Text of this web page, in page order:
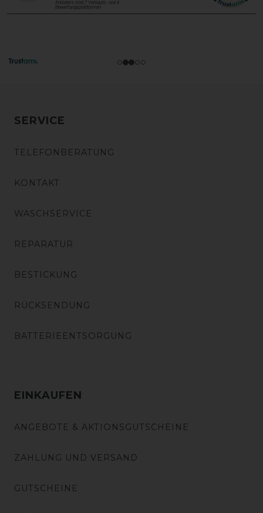
SERVICE
TELEFONBERATUNG
KONTAKT
WASCHSERVICE
REPARATUR
BESTICKUNG
RÜCKSENDUNG
BATTERIEENTSORGUNG
EINKAUFEN
ANGEBOTE & AKTIONSGUTSCHEINE
ZAHLUNG UND VERSAND
GUTSCHEINE